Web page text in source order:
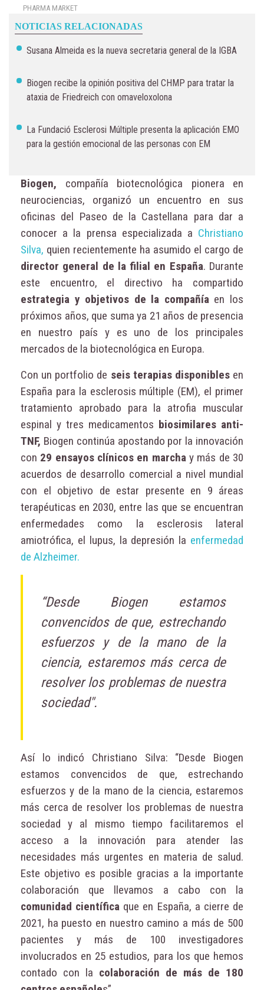
PHARMA MARKET
NOTICIAS RELACIONADAS
Susana Almeida es la nueva secretaria general de la IGBA
Biogen recibe la opinión positiva del CHMP para tratar la
ataxia de Friedreich con omaveloxolona
La Fundació Esclerosi Múltiple presenta la aplicación EMO
para la gestión emocional de las personas con EM
Biogen, compañía biotecnológica pionera en
neurociencias, organizó un encuentro en sus
oficinas del Paseo de la Castellana para dar a
conocer a la prensa especializada a Christiano
Silva, quien recientemente ha asumido el cargo de
director general de la filial en España. Durante
este encuentro, el directivo ha compartido
estrategia y objetivos de la compañíaen los
próximos años, que suma ya 21 años de presencia
en nuestro país y es uno de los principales
mercados de la biotecnológica en Europa.
Con un portfolio de seis terapias disponiblesen
España para la esclerosis múltiple (EM), el primer
tratamiento aprobado para la atrofia muscular
espinal y tres medicamentos biosimilares anti-
TNF, Biogen continúa apostando por la innovación
con 29 ensayos clínicos en marchay más de 30
acuerdos de desarrollo comercial a nivel mundial
con el objetivo de estar presente en 9 áreas
terapéuticas en 2030, entre las que se encuentran
enfermedades como la esclerosis lateral
amiotrófica, el lupus, la depresión la enfermedad
de Alzheimer.
“Desde Biogen estamos
convencidos de que, estrechando
esfuerzos y de la mano de la
ciencia, estaremos más cerca de
resolver los problemas de nuestra
sociedad".
Así lo indicó Christiano Silva: “Desde Biogen
estamos convencidos de que, estrechando
esfuerzos y de la mano de la ciencia, estaremos
más cerca de resolver los problemas de nuestra
sociedad y al mismo tiempo facilitaremos el
acceso a la innovación para atender las
necesidades más urgentes en materia de salud.
Este objetivo es posible gracias a la importante
colaboración que llevamos a cabo con la
comunidad científica que en España, a cierre de
2021, ha puesto en nuestro camino a más de 500
pacientes y más de 100 investigadores
involucrados en 25 estudios, para los que hemos
contado con la colaboración de más de 180